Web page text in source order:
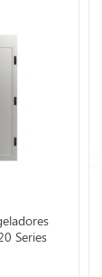
Series